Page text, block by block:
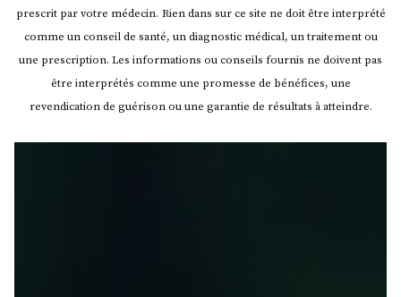
prescrit par votre médecin. Rien dans sur ce site ne doit être interprété
comme un conseil de santé, un diagnostic médical, un traitement ou
une prescription. Les informations ou conseils fournis ne doivent pas
être interprétés comme une promesse de bénéfices, une
revendication de guérison ou une garantie de résultats à atteindre.